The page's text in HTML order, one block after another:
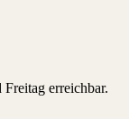
erreichbar.